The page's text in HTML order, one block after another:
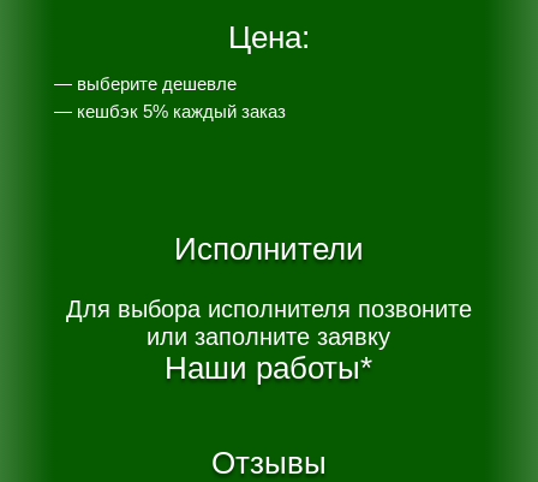
Цена:
— выберите дешевле
— кешбэк 5% каждый заказ
Исполнители
Для выбора исполнителя позвоните
или заполните заявку
Наши работы*
Отзывы